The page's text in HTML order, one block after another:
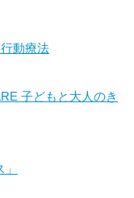
動療法
子どもと大人のき